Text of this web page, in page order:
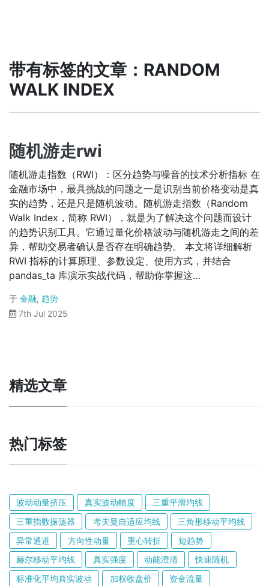
带有标签的文章：RANDOM
WALK INDEX
随机游走rwi
随机游走指数（RWI）：区分趋势与噪音的技术分析指标 在
金融市场中，最具挑战的问题之一是识别当前价格变动是真
实的趋势，还是只是随机波动。随机游走指数（Random
Walk Index，简称 RWI），就是为了解决这个问题而设计
的趋势识别工具。它通过量化价格波动与随机游走之间的差
异，帮助交易者确认是否存在明确趋势。 本文将详细解析
RWI 指标的计算原理、参数设定、使用方式，并结合
pandas_ta 库演示实战代码，帮助你掌握这…
于 金融, 趋势
7th Jul 2025
精选文章
热门标签
波动动量挤压 真实波动幅度
三重平滑均线
三重指数振荡器
考夫曼自适应均线
三角形移动平均线
异常通道
方向性动量 重心转折
短趋势
赫尔移动平均线
真实强度 动能澄清
快速随机
标准化平均真实波动
加权收盘价
资金流量